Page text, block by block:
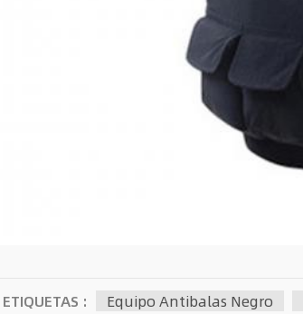
ETIQUETAS : Equipo Antibalas Negro